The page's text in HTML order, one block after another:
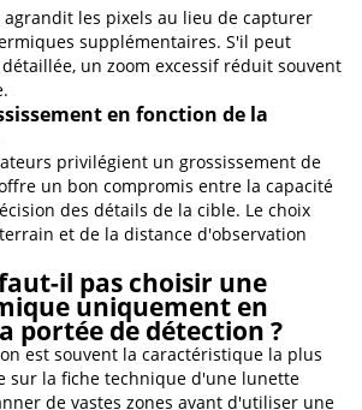
agrandit les pixels au lieu de capturer
supplémentaires. S'il peut
un zoom excessif réduit souvent
en fonction de la
privilégient un grossissement de
un bon compromis entre la capacité
des détails de la cible. Le choix
et de la distance d'observation
il pas choisir une
uniquement en
portée de détection ?
est souvent la caractéristique la plus
sur la fiche technique d'une lunette
de vastes zones avant d'utiliser une